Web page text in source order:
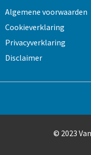
Algemene voorwaarden
Cookieverklaring
Privacyverklaring
Disclaimer
© 2023